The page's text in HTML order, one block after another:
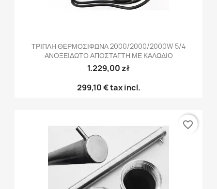
ΤΡΙΠΛΗ ΘΕΡΜΟΣΙΦΩΝΑ 2000/2000/2000W 5/4
ΑΝΟΞΕΙΔΩΤΟ ΑΠΟΣΤΑΓΤΗ ΜΕ ΚΑΛΩΔΙΟ
1.229,00 zł
299,10 €tax incl.
favorite_border